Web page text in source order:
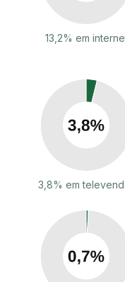
13,2% em
3,8% em